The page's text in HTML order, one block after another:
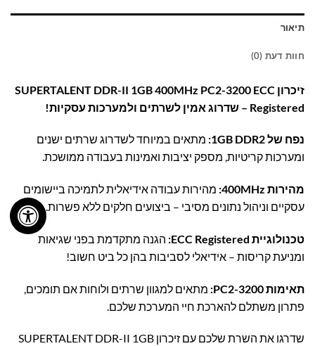
תיאור
חוות דעת (0)
זיכרון SUPERTALENT DDR-II 1GB 400MHz PC2-3200 ECC
Registered – שדרוג אמין לשרתים ולמערכות עסקיות!
נפח של 1GB DDR2:
מתאים במיוחד לשדרוג שרתים ישנים
ומערכות קריטיות, מספק יציבות ואמינות בעבודה ממושכת.
מהירות 400MHz:
מהירות עבודה אידיאלית לתמיכה ביישומים
עסקיים וניהול נתונים מסיבי – ביצועים חלקים ללא פשרות.
טכנולוגיית ECC Registered:
הגנה מתקדמת בפני שגיאות
ומניעת קריסות – אידיאלי לסביבות בהן כל ביט חשוב!
תאימות PC2-3200:
מתאים למגוון שרתים ולוחות אם תומכים,
פתרון משתלם להארכת חיי המערכת שלכם.
שדרגו את השרת שלכם עם זיכרון SUPERTALENT DDR-II 1GB